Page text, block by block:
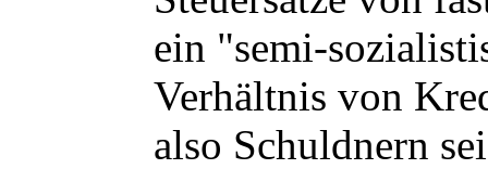
ein "semi-
Verhältnis von
also Schuldnern